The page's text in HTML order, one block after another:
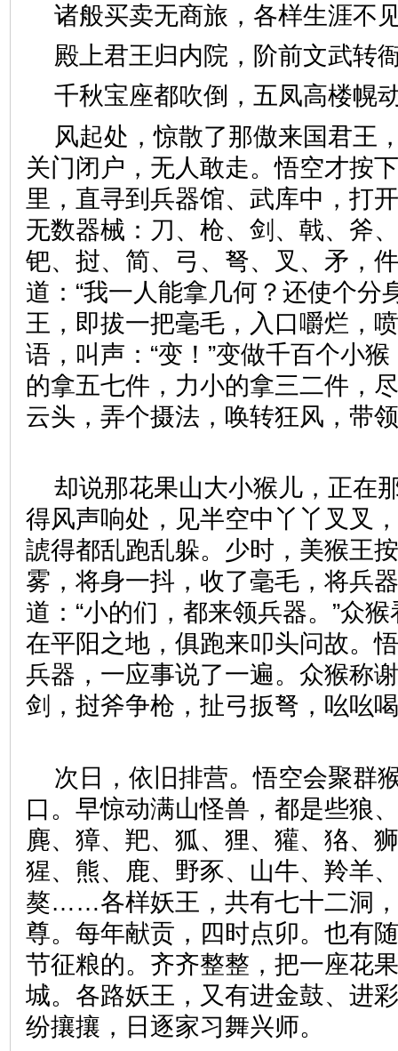
诸般买卖无商旅，各样生
殿上君王归内院，阶前文
千秋宝座都吹倒，五凤高
风起处，惊散了那傲来国君王
关门闭户，无人敢走。悟空才按
里，直寻到兵器馆、武库中，打
无数器械：刀、枪、剑、戟、斧
钯、挝、简、弓、弩、叉、矛，
道：“我一人能拿几何？还使个分
王，即拔一把毫毛，入口嚼烂，
语，叫声：“变！”变做千百个小
的拿五七件，力小的拿三二件，
云头，弄个摄法，唤转狂风，带
却说那花果山大小猴儿，正在
得风声响处，见半空中丫丫叉叉
諕得都乱跑乱躲。少时，美猴王
雾，将身一抖，收了毫毛，将兵
道：“小的们，都来领兵器。”众
在平阳之地，俱跑来叩头问故。
兵器，一应事说了一遍。众猴称
剑，挝斧争枪，扯弓扳弩，吆
次日，依旧排营。悟空会聚群
口。早惊动满山怪兽，都是些狼
麂、獐、羓、狐、狸、獾、狢、
猩、熊、鹿、野豕、山牛、羚羊
獒……各样妖王，共有七十二洞
尊。每年献贡，四时点卯。也有
节征粮的。齐齐整整，把一座花
城。各路妖王，又有进金鼓、进
纷攘攘，日逐家习舞兴师。